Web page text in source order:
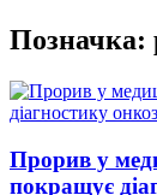
Позначка:
Прорив у
покращує